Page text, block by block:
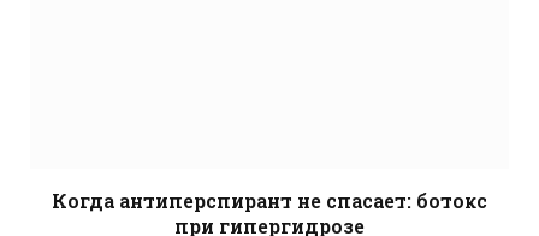
Когда антиперспирант не спасает: ботокс
при гипергидрозе